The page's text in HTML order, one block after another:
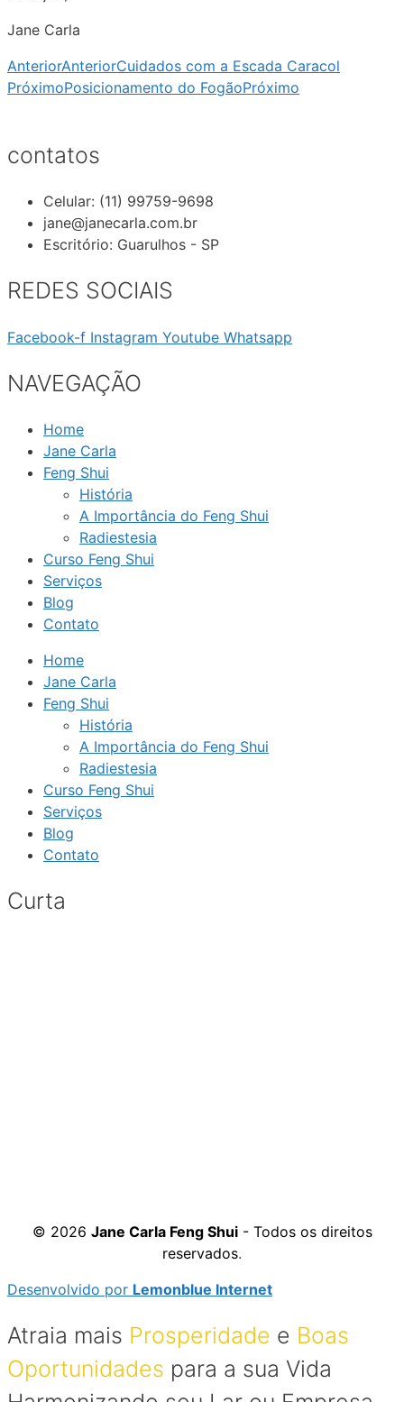
Jane Carla
AnteriorAnteriorCuidados com a Escada Caracol
PróximoPosicionamento do FogãoPróximo
contatos
Celular: (11) 99759-9698
jane@janecarla.com.br
Escritório: Guarulhos - SP
REDES SOCIAIS
Facebook-f Instagram Youtube Whatsapp
NAVEGAÇÃO
Home
Jane Carla
Feng Shui
História
A Importância do Feng Shui
Radiestesia
Curso Feng Shui
Serviços
Blog
Contato
Home
Jane Carla
Feng Shui
História
A Importância do Feng Shui
Radiestesia
Curso Feng Shui
Serviços
Blog
Contato
Curta
© 2026 Jane Carla Feng Shui- Todos os direitos
reservados.
Desenvolvido por Lemonblue Internet
Atraia mais Prosperidade e Boas
Oportunidades para a sua Vida